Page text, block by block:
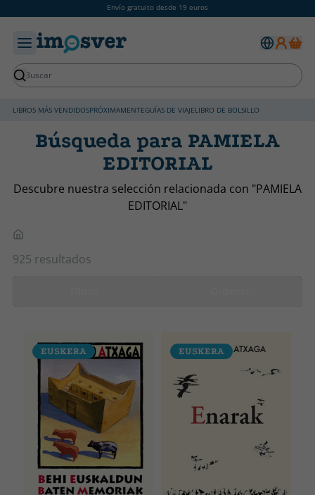
Envío gratuito desde 19 euros
LIBROS MÁS VENDIDOSPRÓXIMAMENTEGUÍAS DE VIAJELIBRO DE BOLSILLO
Búsqueda para PAMIELA
EDITORIAL
Descubre nuestra selección relacionada con "PAMIELA
EDITORIAL"
925 resultados
EUSKERA EUSKERA